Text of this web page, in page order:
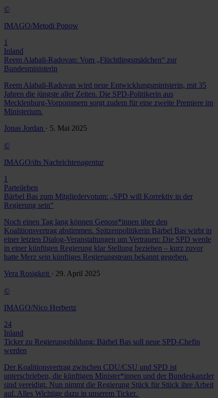
©
IMAGO/Metodi Popow
1
Inland
Reem Alabali-Radovan: Vom „Flüchtlingsmädchen“ zur
Bundesministerin
Reem Alabali-Radovan wird neue Entwicklungsministerin, mit 35
Jahren die jüngste aller Zeiten. Die SPD-Politikerin aus
Mecklenburg-Vorpommern sorgt zudem für eine zweite Premiere im
Ministerium.
Jonas Jordan · 5. Mai 2025
©
IMAGO/dts Nachrichtenagentur
1
Parteileben
Bärbel Bas zum Mitgliedervotum: „SPD will Korrektiv in der
Regierung sein“
Noch einen Tag lang können Genoss*innen über den
Koalitionsvertrag abstimmen. Spitzenpolitikerin Bärbel Bas wirbt in
einer letzten Dialog-Veranstaltungen um Vertrauen: Die SPD werde
in einer künftigen Regierung klar Stellung beziehen – kurz zuvor
hatte Merz sein künftiges Regierungsteam bekannt gegeben.
Vera Rosigkeit · 29. April 2025
©
IMAGO/Nico Herbertz
24
Inland
Ticker zu Regierungsbildung: Bärbel Bas soll neue SPD-Chefin
werden
Der Koalitionsvertrag zwischen CDU/CSU und SPD ist
unterschrieben, die künftigen Minister*innen und der Bundeskanzler
sind vereidigt. Nun nimmt die Regierung Stück für Stück ihre Arbeit
auf. Alles Wichtige dazu in unserem Ticker.